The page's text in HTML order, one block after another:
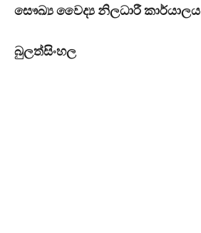
සෞඛ්‍ය වෛද්‍ය නිලධාරී කාර්යාලය
බුලත්සිංහල